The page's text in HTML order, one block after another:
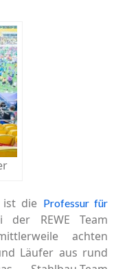
ist die Professur für
der REWE Team
achten
Läufer aus rund